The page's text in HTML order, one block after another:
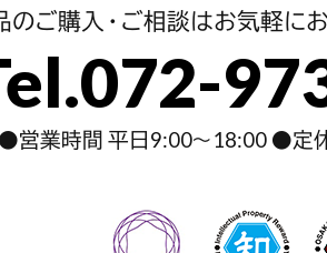
のご購入・ご相談はお気軽に
●営業時間 平日9:00～18:00 ●定